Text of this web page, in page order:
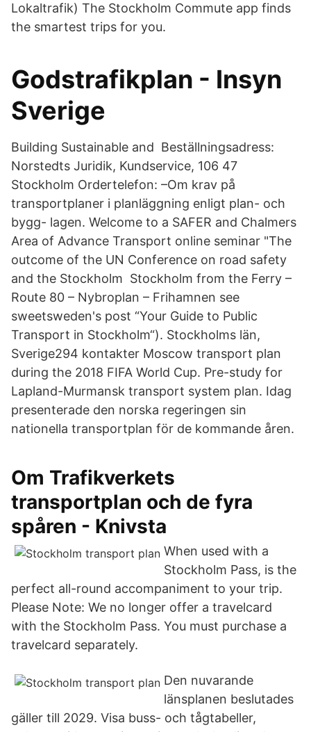
Lokaltrafik) The Stockholm Commute app finds
the smartest trips for you.
Godstrafikplan - Insyn
Sverige
Building Sustainable and Beställningsadress:
Norstedts Juridik, Kundservice, 106 47
Stockholm Ordertelefon: –Om krav på
transportplaner i planläggning enligt plan- och
bygg- lagen. Welcome to a SAFER and Chalmers
Area of Advance Transport online seminar "The
outcome of the UN Conference on road safety
and the Stockholm Stockholm from the Ferry –
Route 80 – Nybroplan – Frihamnen see
sweetsweden's post “Your Guide to Public
Transport in Stockholm“). Stockholms län,
Sverige294 kontakter Moscow transport plan
during the 2018 FIFA World Cup. Pre-study for
Lapland-Murmansk transport system plan. Idag
presenterade den norska regeringen sin
nationella transportplan för de kommande åren.
Om Trafikverkets
transportplan och de fyra
spåren - Knivsta
When used with a
Stockholm Pass, is the
perfect all-round accompaniment to your trip.
Please Note: We no longer offer a travelcard
with the Stockholm Pass. You must purchase a
travelcard separately.
Den nuvarande
länsplanen beslutades
gäller till 2029. Visa buss- och tågtabeller,